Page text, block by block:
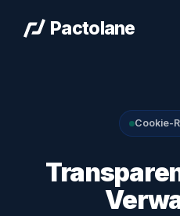
Pactolane
Cookie-